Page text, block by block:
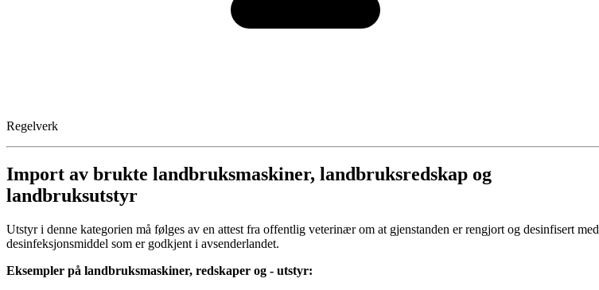
Regelverk
Import av brukte landbruksmaskiner, landbruksredskap og
landbruksutstyr
Utstyr i denne kategorien må følges av en attest fra offentlig veterinær om at gjenstanden er rengjort og desinfisert med
desinfeksjonsmiddel som er godkjent i avsenderlandet.
Eksempler på landbruksmaskiner, redskaper og - utstyr: